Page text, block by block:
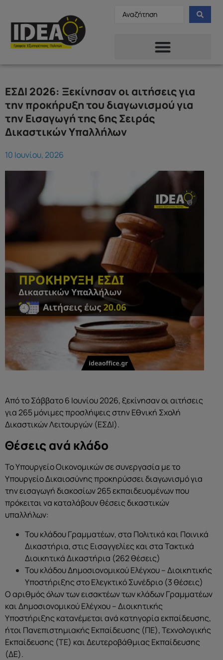
ΕΣΔΙ 2026: Ξεκίνησαν οι αιτήσεις για
την προκήρυξη του διαγωνισμού για
την Εισαγωγή της 6ης Σειράς
Δικαστικών Υπαλλήλων
10 Ιουνίου, 2026
Από το Σάββατο 6 Ιουνίου 2026, ξεκίνησαν οι αιτήσεις
για 265 μόνιμες προσλήψεις στην Εθνική Σχολή
Δικαστικών Λειτουργών (ΕΣΔΙ).
Θέσεις ανά κλάδο
Το Υπουργείο Οικονομικών σε συνεργασία με το
Υπουργείο Δικαιοσύνης προκηρύσσει διαγωνισμό για
την εισαγωγή διακοσίων 265 εκπαιδευομένων που
πρόκειται να καταλάβουν θέσεις δικαστικών
υπαλλήλων:
Του κλάδου Γραμματέων, στα Πολιτικά και Ποινικά
Δικαστήρια, στις Εισαγγελίες και στα Τακτικά
Διοικητικά Δικαστήρια (262 θέσεις)
Του κλάδου Δημοσιονομικού Ελέγχου – Διοικητικής
Υποστήριξης στο Ελεγκτικό Συνέδριο (3 θέσεις)
Ο αριθμός όλων των εισακτέων των κλάδων Γραμματέων
και Δημοσιονομικού Ελέγχου – Διοικητικής
Υποστήριξης κατανέμεται ανά κατηγορία εκπαίδευσης,
ήτοι Πανεπιστημιακής Εκπαίδευσης (ΠΕ), Τεχνολογικής
Εκπαίδευσης (ΤΕ) και Δευτεροβάθμιας Εκπαίδευσης
(ΔΕ).